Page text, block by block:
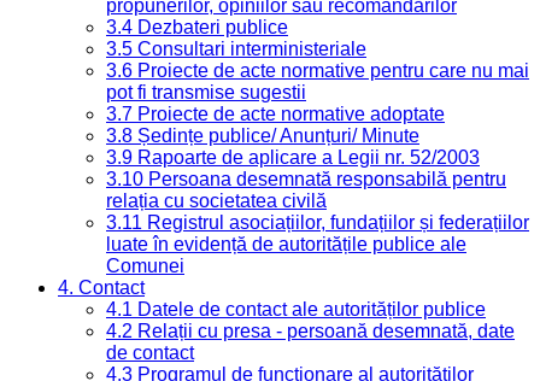
propunerilor, opiniilor sau recomandărilor
3.4 Dezbateri publice
3.5 Consultari interministeriale
3.6 Proiecte de acte normative pentru care nu mai
pot fi transmise sugestii
3.7 Proiecte de acte normative adoptate
3.8 Ședințe publice/ Anunțuri/ Minute
3.9 Rapoarte de aplicare a Legii nr. 52/2003
3.10 Persoana desemnată responsabilă pentru
relația cu societatea civilă
3.11 Registrul asociațiilor, fundațiilor și federațiilor
luate în evidență de autoritățile publice ale
Comunei
4. Contact
4.1 Datele de contact ale autorităților publice
4.2 Relații cu presa - persoană desemnată, date
de contact
4.3 Programul de funcționare al autorităților